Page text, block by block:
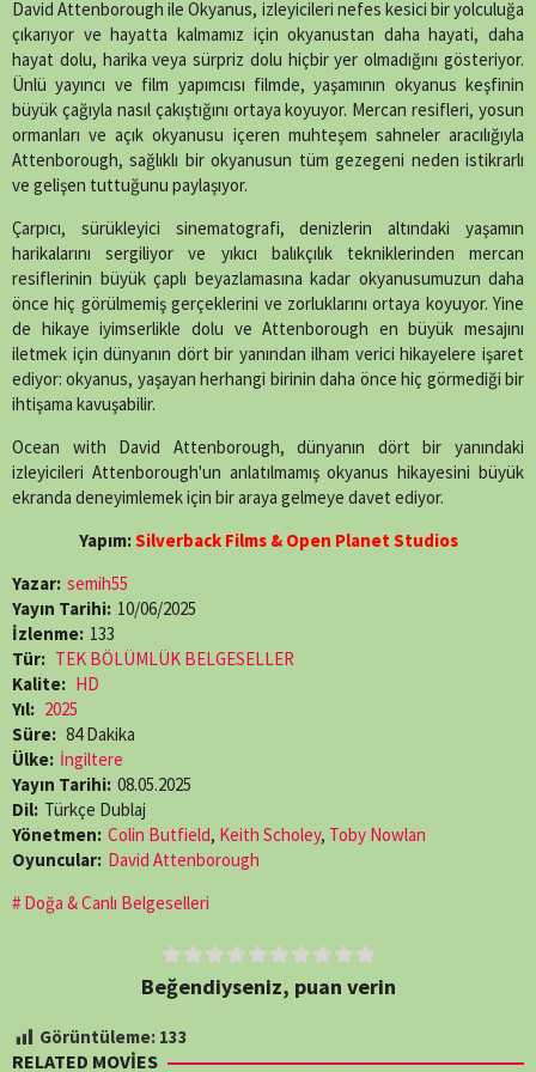
(Twitter)
David Attenborough ile Okyanus, izleyicileri nefes kesici bir yolculuğa
çıkarıyor ve hayatta kalmamız için okyanustan daha hayati, daha
hayat dolu, harika veya sürpriz dolu hiçbir yer olmadığını gösteriyor.
Ünlü yayıncı ve film yapımcısı filmde, yaşamının okyanus keşfinin
büyük çağıyla nasıl çakıştığını ortaya koyuyor. Mercan resifleri, yosun
ormanları ve açık okyanusu içeren muhteşem sahneler aracılığıyla
Attenborough, sağlıklı bir okyanusun tüm gezegeni neden istikrarlı
ve gelişen tuttuğunu paylaşıyor.
Çarpıcı, sürükleyici sinematografi, denizlerin altındaki yaşamın
harikalarını sergiliyor ve yıkıcı balıkçılık tekniklerinden mercan
resiflerinin büyük çaplı beyazlamasına kadar okyanusumuzun daha
önce hiç görülmemiş gerçeklerini ve zorluklarını ortaya koyuyor. Yine
de hikaye iyimserlikle dolu ve Attenborough en büyük mesajını
iletmek için dünyanın dört bir yanından ilham verici hikayelere işaret
ediyor: okyanus, yaşayan herhangi birinin daha önce hiç görmediği bir
ihtişama kavuşabilir.
Ocean with David Attenborough, dünyanın dört bir yanındaki
izleyicileri Attenborough'un anlatılmamış okyanus hikayesini büyük
ekranda deneyimlemek için bir araya gelmeye davet ediyor.
Yapım:Silverback Films & Open Planet Studios
Yazar: semih55
Yayın Tarihi: 10/06/2025
İzlenme: 133
Tür: TEK BÖLÜMLÜK BELGESELLER
Kalite: HD
Yıl: 2025
Süre: 84 Dakika
Ülke: İngiltere
Yayın Tarihi: 08.05.2025
Dil: Türkçe Dublaj
Yönetmen: Colin Butfield, Keith Scholey, Toby Nowlan
Oyuncular: David Attenborough
Doğa & Canlı Belgeselleri
Beğendiyseniz, puan verin
Görüntüleme: 133
RELATED MOVIES